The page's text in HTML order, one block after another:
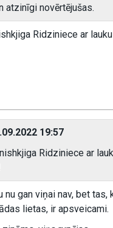
atzinīgi novērtējušas.
Ridziniece ar
19:57
Ridziniece ar
nu gan viņai nav, bet
lietas, ir apsveicami.